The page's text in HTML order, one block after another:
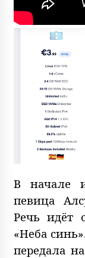
В начале
певица
Речь идёт
«Неба
передала